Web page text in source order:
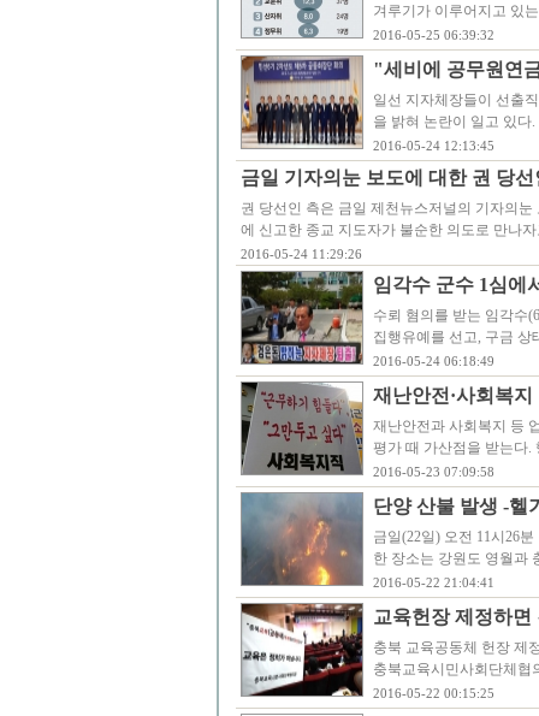
겨루기가 이루어지고 있
2016-05-25 06:39:32
"세비에 공무원연
일선 지자체장들이 선출
을 밝혀 논란이 일고 있다
2016-05-24 12:13:45
금일 기자의눈 보도에 대한 권 당
권 당선인 측은 금일 제천뉴스저널의 기자의
에 신고한 종교 지도자가 불순한 의도로 만나
2016-05-24 11:29:26
임각수 군수 1심에
수뢰 혐의를 받는 임각수
집행유예를 선고, 구금
2016-05-24 06:18:49
재난안전·사회복
재난안전과 사회복지 등
평가 때 가산점을 받는다
2016-05-23 07:09:58
단양 산불 발생 -헬
금일(22일) 오전 11시26
한 장소는 강원도 영월과
2016-05-22 21:04:41
교육헌장 제정하
충북 교육공동체 헌장 제
충북교육시민사회단체
2016-05-22 00:15:25